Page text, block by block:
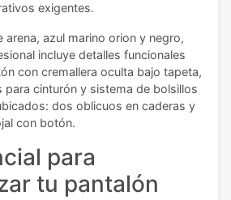
exigentes.
arena, azul marino orion y negro,
incluye detalles funcionales
con cremallera oculta bajo tapeta,
para cinturón y sistema de bolsillos
dos oblicuos en caderas y
con botón.
para
tu pantalón